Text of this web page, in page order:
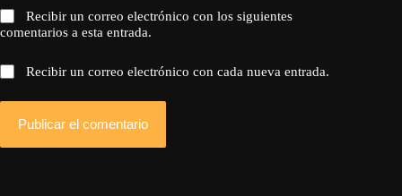
Recibir un correo electrónico con los siguientes
comentarios a esta entrada.
Recibir un correo electrónico con cada nueva entrada.
Publicar el comentario